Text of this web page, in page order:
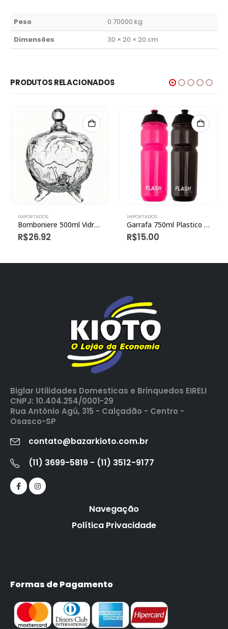
Peso
0.70000 kg
Dimensões
30 × 20 × 20 cm
PRODUTOS RELACIONADOS
IMPORTADOS
Bomboniere 500ml Vidro 14cm X 14cm X 19cm
R$26.92
IMPORTADOS
Garrafa 750ml Plastico (1 Unidade)
R$15.00
Biglar Utilidades Domesticas e Brinquedos EIRELI
CNPJ: 10.404.254/0001-29
Rua Antônio Agú, 315 - Calçadão - Centro -
Osasco-SP
contato@bazarkioto.com.br
(11) 3699-5819 - (11) 3512-9177
Navegação
Política Privacidade
Formas de Pagamento